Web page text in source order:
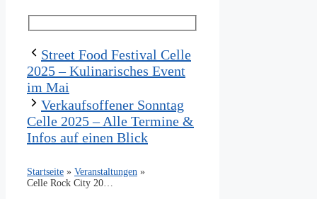
Street Food Festival Celle
2025 – Kulinarisches Event
im Mai
Verkaufsoffener Sonntag
Celle 2025 – Alle Termine &
Infos auf einen Blick
Startseite » Veranstaltungen »
Celle Rock City 2025 – Das Rockfestival in der CD-Kaserne Celle